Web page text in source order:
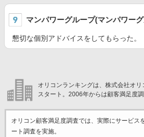
マンパワーグループ(マンパワー
懇切な個別アドバイスをしてもらった。
オリコンランキングは、株式会社オ
スタート。2006年からは顧客満足度調
オリコン顧客満足度調査では、実際にサービス
ート調査を実施。